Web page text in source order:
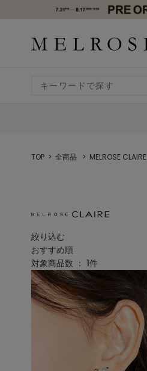
TOP 全商品 MELROSE CLAIRE
絞り込む
おすすめ順
対象商品数 ： 1件